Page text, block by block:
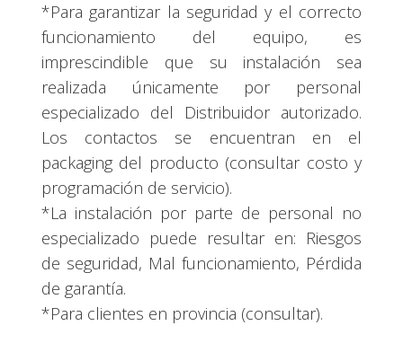
*Para garantizar la seguridad y el correcto
funcionamiento del equipo, es
imprescindible que su instalación sea
realizada únicamente por personal
especializado del Distribuidor autorizado.
Los contactos se encuentran en el
packaging del producto (consultar costo y
programación de servicio).
*La instalación por parte de personal no
especializado puede resultar en: Riesgos
de seguridad, Mal funcionamiento, Pérdida
de garantía.
*Para clientes en provincia (consultar).